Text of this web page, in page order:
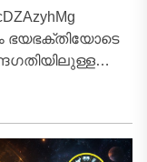
ഭയഭക്തിയോടെ
'നീതിമാൻ' എന്ന